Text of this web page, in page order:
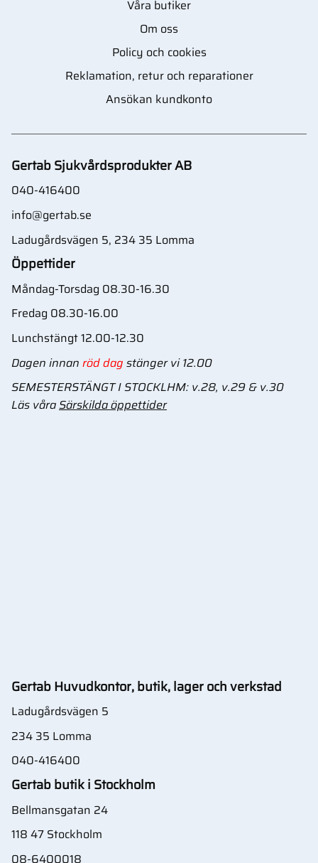
Våra butiker
Om oss
Policy och cookies
Reklamation, retur och reparationer
Ansökan kundkonto
Gertab Sjukvårdsprodukter AB
040-416400
info@gertab.se
Ladugårdsvägen 5, 234 35 Lomma
Öppettider
Måndag-Torsdag 08.30-16.30
Fredag 08.30-16.00
Lunchstängt 12.00-12.30
Dagen innan röd dag stänger vi 12.00
SEMESTERSTÄNGT I STOCKLHM: v.28, v.29 & v.30
Läs våraSärskilda öppettider
Gertab Huvudkontor, butik, lager och verkstad
Ladugårdsvägen 5
234 35 Lomma
040-416400
Gertab butik i Stockholm
Bellmansgatan 24
118 47 Stockholm
08-6400018